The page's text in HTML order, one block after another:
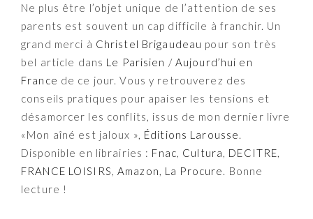
Ne plus être l’objet unique de l’attention de ses
parents est souvent un cap difficile à franchir. Un
grand merci à Christel Brigaudeau pour son très
bel article dans Le Parisien / Aujourd’hui en
France de ce jour. Vous y retrouverez des
conseils pratiques pour apaiser les tensions et
désamorcer les conflits, issus de mon dernier livre
«Mon aîné est jaloux », Éditions Larousse.
Disponible en librairies : Fnac, Cultura, DECITRE,
FRANCE LOISIRS, Amazon, La Procure. Bonne
lecture !